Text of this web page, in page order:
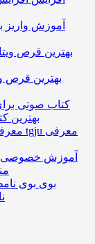
آموزش واریز
بهترین قرص
بهترین
معرفی
آموزش خصوصی
بوی